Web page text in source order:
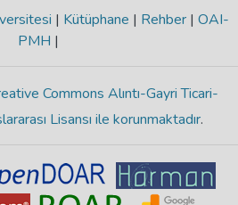
| Kütüphane | Rehber | OAI-
PMH |
Commons Alıntı-Gayri Ticari-
Lisansı ile korunmaktadır.